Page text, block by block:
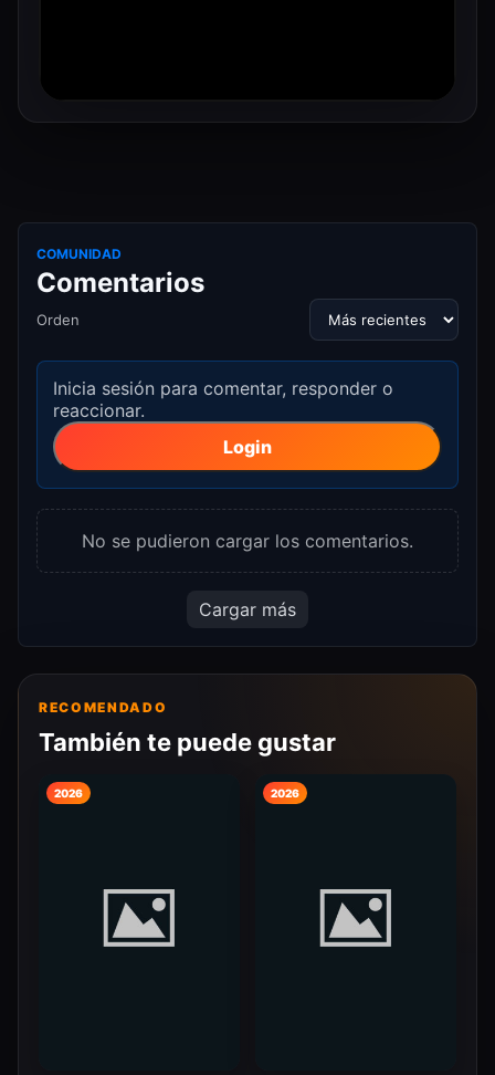
COMUNIDAD
Comentarios
Orden
Inicia sesión para comentar, responder o
reaccionar.
Login
No se pudieron cargar los comentarios.
Cargar más
RECOMENDADO
También te puede gustar
2026 2026